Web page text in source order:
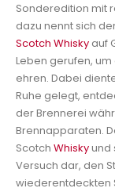
Sonderedition mit
dazu nennt sich
Scotch Whisky auf
Leben gerufen,
ehren. Dabei
Ruhe gelegt,
der Brennerei
Brennapparaten.
Scotch Whiskyund
Versuch dar, den
wiederentdeckten